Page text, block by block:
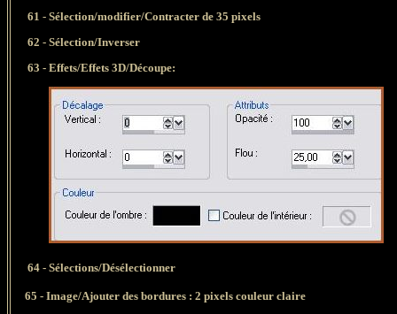
61 - Sélection/modifier/Contracter de 35 pixels
62 - Sélection/Inverser
63 - Effets/Effets 3D/Découpe:
64 - Sélections/Désélectionner
65 - Image/Ajouter des bordures : 2 pixels couleur claire